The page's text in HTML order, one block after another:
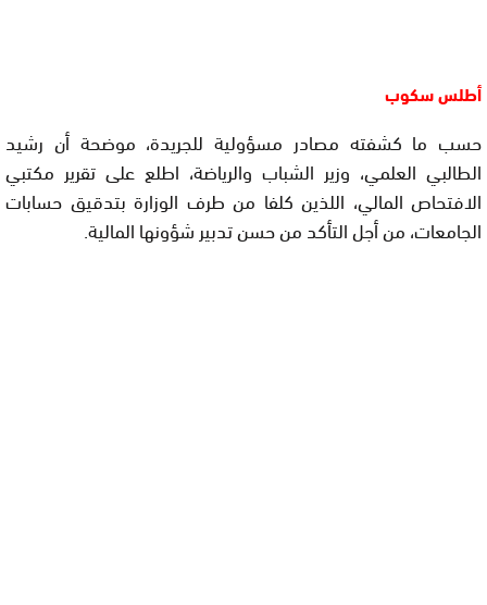
أطلس سكوب
حسب ما كشفته مصادر مسؤولية للجريدة، موضحة أن رشيد
الطالبي العلمي، وزير الشباب والرياضة، اطلع على تقرير مكتبي
الافتحاص المالي، اللذين كلفا من طرف الوزارة بتدقيق حسابات
الجامعات، من أجل التأكد من حسن تدبير شؤونها المالية.